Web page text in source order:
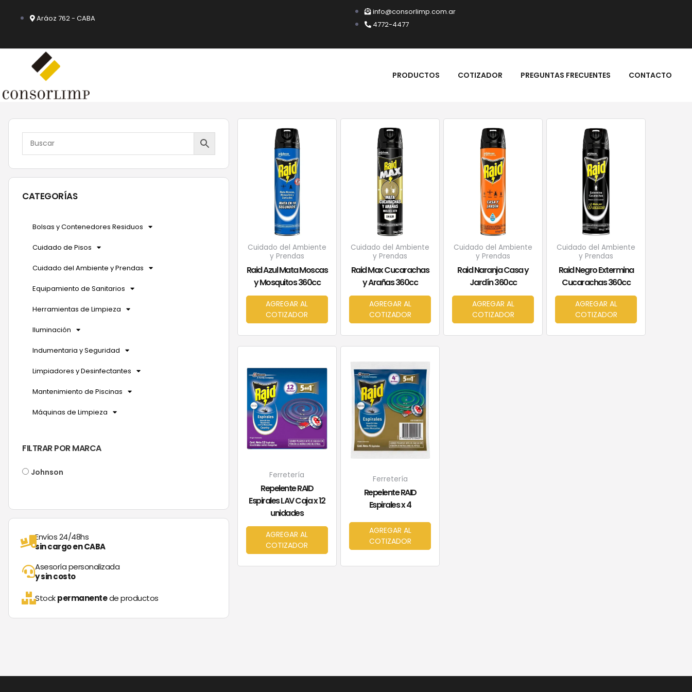
Aráoz 762 - CABA
info@consorlimp.com.ar
4772-4477
PRODUCTOS COTIZADOR PREGUNTAS FRECUENTES CONTACTO
CATEGORÍAS
Bolsas y Contenedores Residuos
Cuidado de Pisos
Cuidado del Ambiente y Prendas
Equipamiento de Sanitarios
Herramientas de Limpieza
Iluminación
Indumentaria y Seguridad
Limpiadores y Desinfectantes
Mantenimiento de Piscinas
Máquinas de Limpieza
FILTRAR POR MARCA
Johnson
Envíos 24/48hs
sin cargo en CABA
Asesoría personalizada
y sin costo
Stockpermanentede productos
Cuidado del Ambiente
y Prendas
Raid Azul Mata Moscas
y Mosquitos 360cc
AGREGAR AL
COTIZADOR
Cuidado del Ambiente
y Prendas
Raid Max Cucarachas
y Arañas 360cc
AGREGAR AL
COTIZADOR
Cuidado del Ambiente
y Prendas
Raid Naranja Casa y
Jardín 360cc
AGREGAR AL
COTIZADOR
Cuidado del Ambiente
y Prendas
Raid Negro Extermina
Cucarachas 360cc
AGREGAR AL
COTIZADOR
Ferretería
Repelente RAID
Espirales LAV Caja x 12
unidades
AGREGAR AL
COTIZADOR
Ferretería
Repelente RAID
Espirales x 4
AGREGAR AL
COTIZADOR